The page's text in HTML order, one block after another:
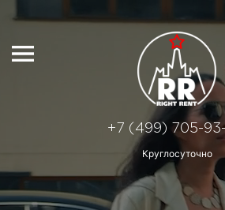
Круглосуточно
+7 (499) 705-